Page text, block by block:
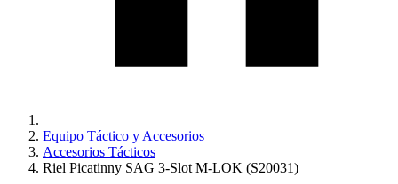
Equipo Táctico y Accesorios
Accesorios Tácticos
Riel Picatinny SAG 3-Slot M-LOK (S20031)